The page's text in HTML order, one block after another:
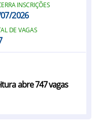
INSCRIÇÕES
2026
DE VAGAS
abre 747 vagas